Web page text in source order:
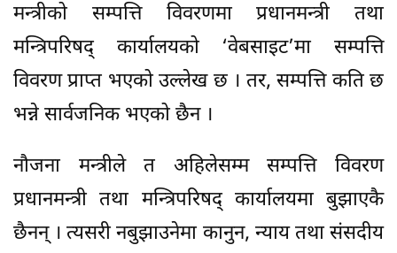
मन्त्रीको सम्पत्ति विवरणमा प्रधानमन्त्री तथा
मन्त्रिपरिषद् कार्यालयको ‘वेबसाइट’मा सम्पत्ति
विवरण प्राप्त भएको उल्लेख छ । तर, सम्पत्ति कति छ
भन्ने सार्वजनिक भएको छैन ।
नौजना मन्त्रीले त अहिलेसम्म सम्पत्ति विवरण
प्रधानमन्त्री तथा मन्त्रिपरिषद् कार्यालयमा बुझाएकै
छैनन् । त्यसरी नबुझाउनेमा कानुन, न्याय तथा संसदीय